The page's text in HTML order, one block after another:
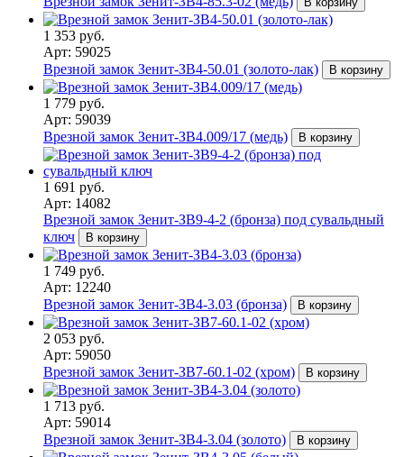
1 353 руб.
Арт: 59025
Врезной замок Зенит-ЗВ4-50.01 (золото-лак)
В корзину
1 779 руб.
Арт: 59039
Врезной замок Зенит-ЗВ4.009/17 (медь)
В корзину
1 691 руб.
Арт: 14082
Врезной замок Зенит-ЗВ9-4-2 (бронза) под сувальдный
ключ
В корзину
1 749 руб.
Арт: 12240
Врезной замок Зенит-ЗВ4-3.03 (бронза)
В корзину
2 053 руб.
Арт: 59050
Врезной замок Зенит-ЗВ7-60.1-02 (хром)
В корзину
1 713 руб.
Арт: 59014
Врезной замок Зенит-ЗВ4-3.04 (золото)
В корзину